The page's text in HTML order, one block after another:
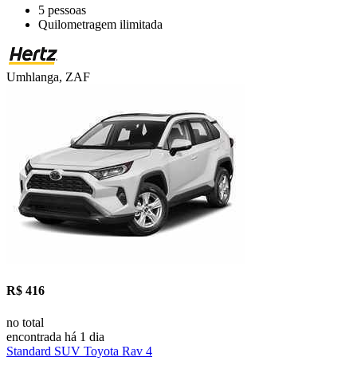
5 pessoas
Quilometragem ilimitada
Umhlanga, ZAF
R$ 416
no total
encontrada há 1 dia
Standard SUV Toyota Rav 4